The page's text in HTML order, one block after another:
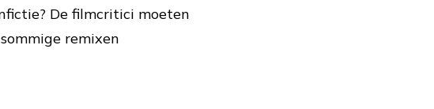
De filmcritici moeten
remixen